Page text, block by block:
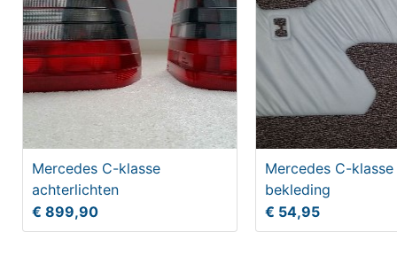
Mercedes C-klasse
achterlichten
€ 899,90
Mercedes C-
bekleding
€ 54,95